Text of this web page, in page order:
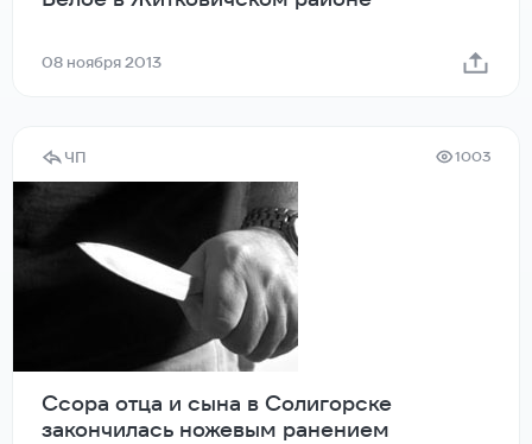
08 ноября 2013
ЧП 1003
Ссора отца и сына в Солигорске
закончилась ножевым ранением